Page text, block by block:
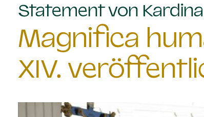
Statement von
Magnifica
XIV.